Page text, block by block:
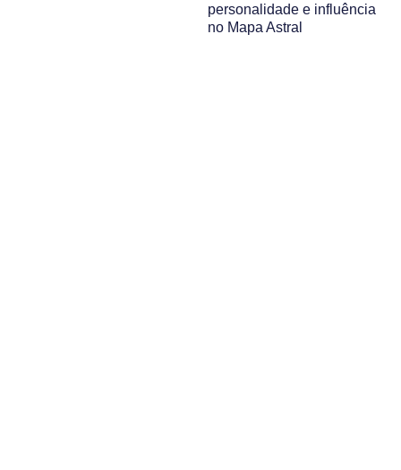
personalidade e influência
no Mapa Astral